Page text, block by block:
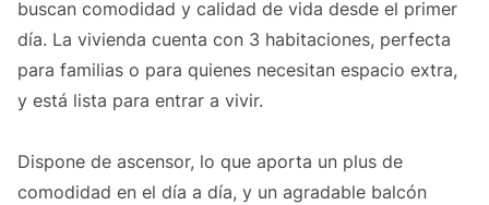
buscan comodidad y calidad de vida desde el primer
día. La vivienda cuenta con 3 habitaciones, perfecta
para familias o para quienes necesitan espacio extra,
y está lista para entrar a vivir.
Dispone de ascensor, lo que aporta un plus de
comodidad en el día a día, y un agradable balcón